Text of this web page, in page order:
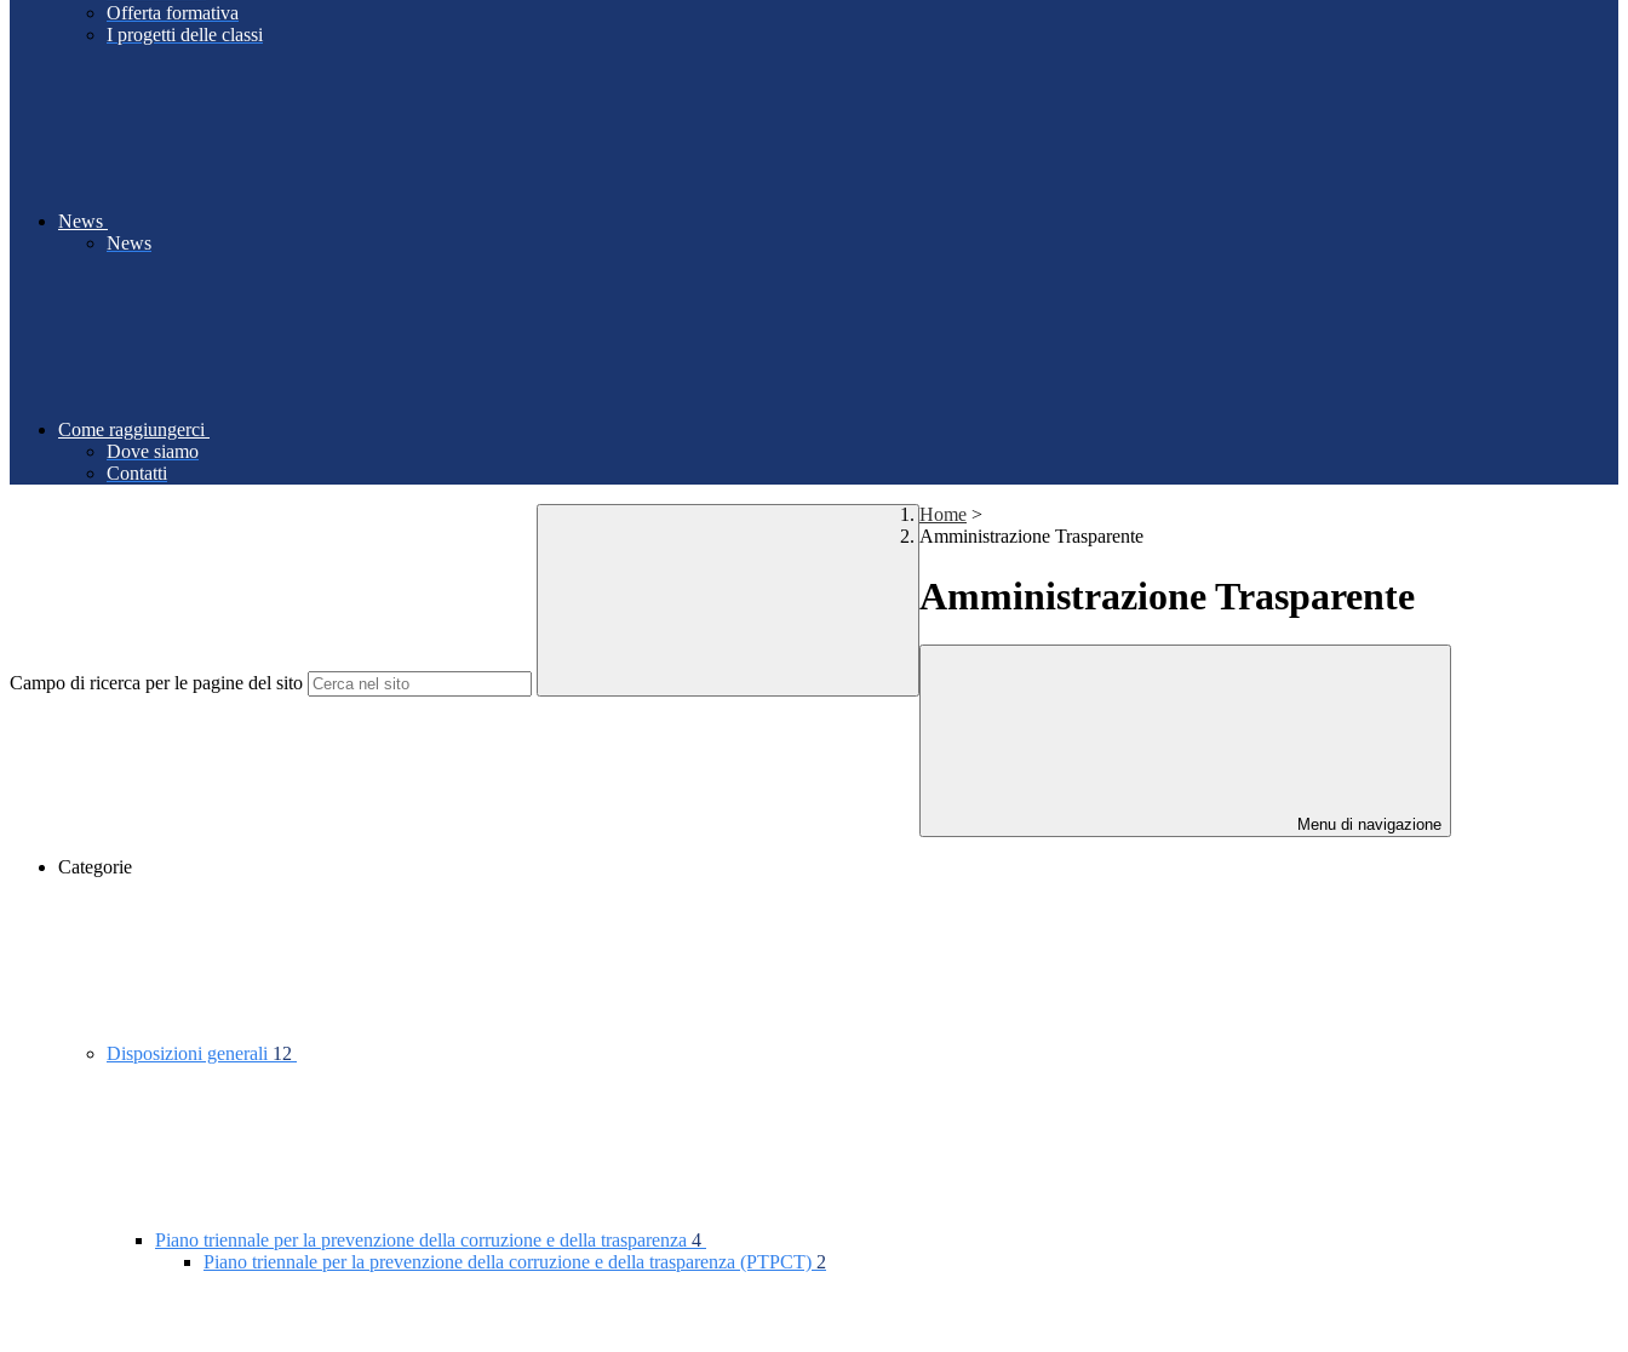
Offerta formativa
I progetti delle classi
News
News
Come raggiungerci
Dove siamo
Contatti
Campo di ricerca per le pagine del sito
Home >
Amministrazione Trasparente
Amministrazione Trasparente
Menu di navigazione
Categorie
Disposizioni generali 12
Piano triennale per la prevenzione della corruzione e della trasparenza 4
Piano triennale per la prevenzione della corruzione e della trasparenza (PTPCT) 2